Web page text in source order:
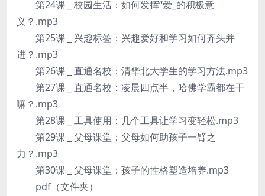
第24课 _ 校园生活：如何发挥“爱_的积极意
义？.mp3
第25课 _ 兴趣标签：兴趣爱好和学习如何齐头并
进？.mp3
第26课 _ 直通名校：清华北大学生的学习方法.mp3
第27课 _ 直通名校：凌晨四点半，哈佛学霸都在干
嘛？.mp3
第28课 _ 工具使用：几个工具让学习变轻松.mp3
第29课 _ 父母课堂：父母如何助孩子一臂之
力？.mp3
第30课 _ 父母课堂：孩子的性格塑造培养.mp3
pdf（文件夹）